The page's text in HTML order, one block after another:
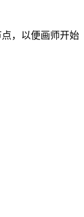
，以便画师开始